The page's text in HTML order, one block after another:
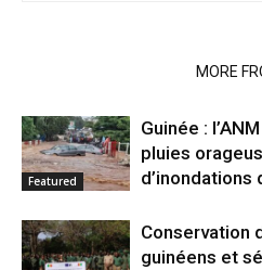
MORE
Featured
Guinée :
pluies
d’inondations
Conservation
guinéens et